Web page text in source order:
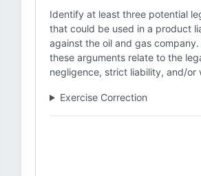
Identify at least three potential
that could be used in a product
against the oil and gas company.
these arguments relate to the
negligence, strict liability, and/or
Exercise Correction